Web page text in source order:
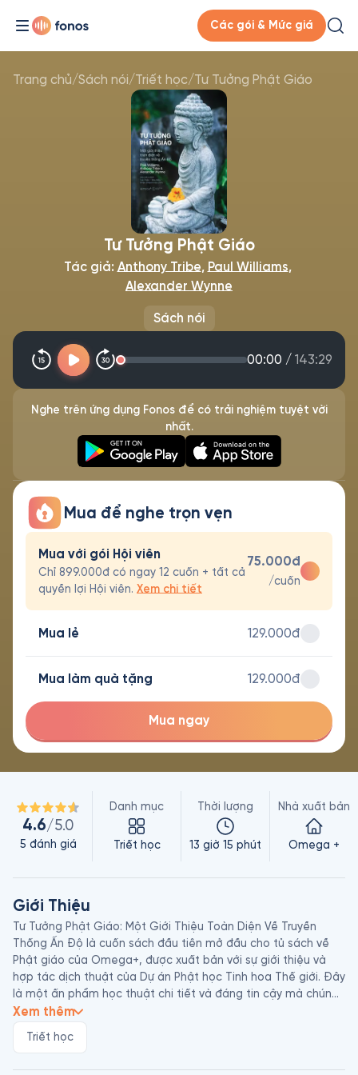
Các gói & Mức giá
Trang chủ/Sách nói/Triết học/Tư Tưởng Phật Giáo
Sách nói
Tư Tưởng Phật Giáo
Tác giả: Anthony Tribe, Paul Williams,
Alexander Wynne
00:00 / 143:29
Nghe trên ứng dụng Fonos để có trải nghiệm tuyệt vời
nhất.
Mua để nghe trọn vẹn
Mua với gói Hội viên
Chỉ 899.000đ có ngay 12 cuốn + tất cả
quyền lợi Hội viên. Xem chi tiết
75.000đ
/cuốn
Mua lẻ 129.000đ
Mua làm quà tặng 129.000đ
Mua ngay
4.6/5.0
5 đánh giá
Danh mục
Triết học
Thời lượng
13 giờ 15 phút
Nhà xuất bản
Omega +
Giới Thiệu
Tư Tưởng Phật Giáo: Một Giới Thiệu Toàn Diện Về Truyền
Thống Ấn Độ là cuốn sách đầu tiên mở đầu cho tủ sách về
Phật giáo của Omega+, được xuất bản với sự giới thiệu và
hợp tác dịch thuật của Dự án Phật học Tinh hoa Thế giới. Đây
là một ấn phẩm học thuật chi tiết và đáng tin cậy mà chúng
tôi muốn giới thiệu nhân Đại lễ Phật Đản 2024 (Phật lịch
Xem thêm
Triết học